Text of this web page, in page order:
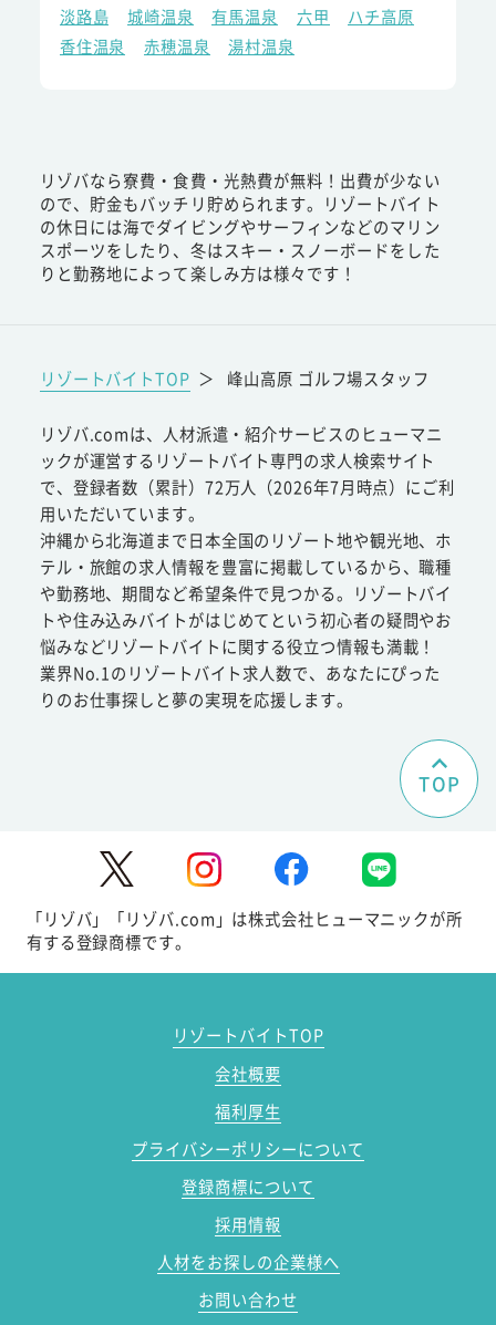
淡路島
城崎温泉 有馬温泉 六甲
ハチ高原
香住温泉
赤穂温泉 湯村温泉
リゾバなら寮費・食費・光熱費が無料！出費が少ない
ので、貯金もバッチリ貯められます。リゾートバイト
の休日には海でダイビングやサーフィンなどのマリン
スポーツをしたり、冬はスキー・スノーボードをした
りと勤務地によって楽しみ方は様々です！
リゾートバイトTOP ＞ 峰山高原 ゴルフ場スタッフ
リゾバ.comは、人材派遣・紹介サービスのヒューマニ
ックが運営するリゾートバイト専門の求人検索サイト
で、登録者数（累計）72万人（2026年7月時点）にご利
用いただいています。
沖縄から北海道まで日本全国のリゾート地や観光地、ホ
テル・旅館の求人情報を豊富に掲載しているから、職種
や勤務地、期間など希望条件で見つかる。リゾートバイ
トや住み込みバイトがはじめてという初心者の疑問やお
悩みなどリゾートバイトに関する役立つ情報も満載！
業界No.1のリゾートバイト求人数で、あなたにぴった
りのお仕事探しと夢の実現を応援します。
TOP
「リゾバ」「リゾバ.com」は株式会社ヒューマニックが所
有する登録商標です。
リゾートバイトTOP
会社概要
福利厚生
プライバシーポリシーについて
登録商標について
採用情報
人材をお探しの企業様へ
お問い合わせ